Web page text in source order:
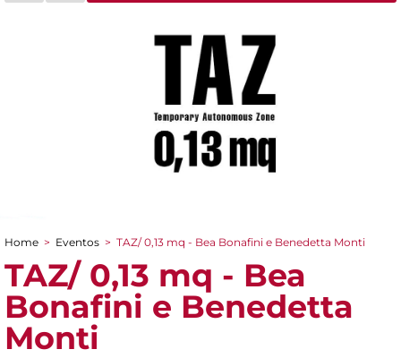
You are here
Home > Eventos > TAZ/ 0,13 mq - Bea Bonafini e Benedetta Monti
TAZ/ 0,13 mq - Bea
Bonafini e Benedetta
Monti